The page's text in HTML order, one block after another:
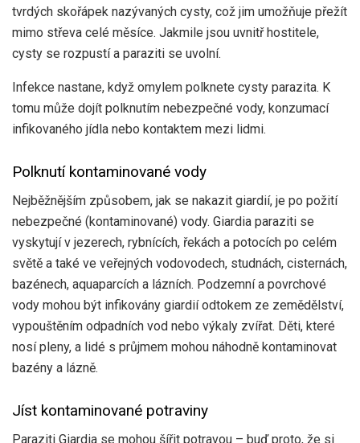
tvrdých skořápek nazývaných cysty, což jim umožňuje přežít
mimo střeva celé měsíce. Jakmile jsou uvnitř hostitele,
cysty se rozpustí a paraziti se uvolní.
Infekce nastane, když omylem polknete cysty parazita. K
tomu může dojít polknutím nebezpečné vody, konzumací
infikovaného jídla nebo kontaktem mezi lidmi.
Polknutí kontaminované vody
Nejběžnějším způsobem, jak se nakazit giardií, je po požití
nebezpečné (kontaminované) vody. Giardia paraziti se
vyskytují v jezerech, rybnících, řekách a potocích po celém
světě a také ve veřejných vodovodech, studnách, cisternách,
bazénech, aquaparcích a lázních. Podzemní a povrchové
vody mohou být infikovány giardií odtokem ze zemědělství,
vypouštěním odpadních vod nebo výkaly zvířat. Děti, které
nosí pleny, a lidé s průjmem mohou náhodně kontaminovat
bazény a lázně.
Jíst kontaminované potraviny
Paraziti Giardia se mohou šířit potravou – buď proto, že si